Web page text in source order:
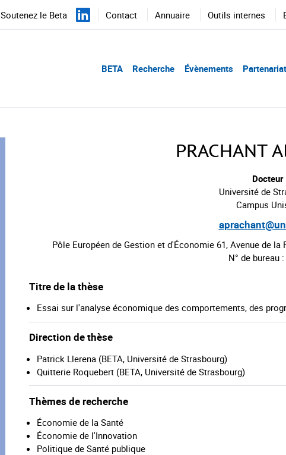
Soutenez le Beta Contact Annuaire Outils internes
BETA Recherche Évènements Partenariat
PRACHANT
Docteur
Université de
Campus
Pôle Européen de Gestion et d'Économie 61, Avenue de la
N° de bureau
Titre de la thèse
Essai sur l'analyse économique des comportements, des
Direction de thèse
Patrick Llerena (BETA, Université de Strasbourg)
Quitterie Roquebert (BETA, Université de Strasbourg)
Thèmes de recherche
Économie de la Santé
Économie de l'Innovation
Politique de Santé publique